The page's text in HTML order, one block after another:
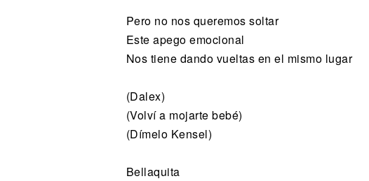
Pero no nos queremos soltar
Este apego emocional
Nos tiene dando vueltas en el mismo lugar
(Dalex)
(Volví a mojarte bebé)
(Dímelo Kensel)
Bellaquita